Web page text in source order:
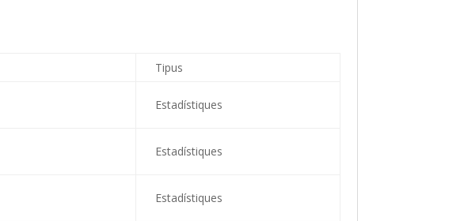
Tipus
Estadístiques
Estadístiques
Estadístiques